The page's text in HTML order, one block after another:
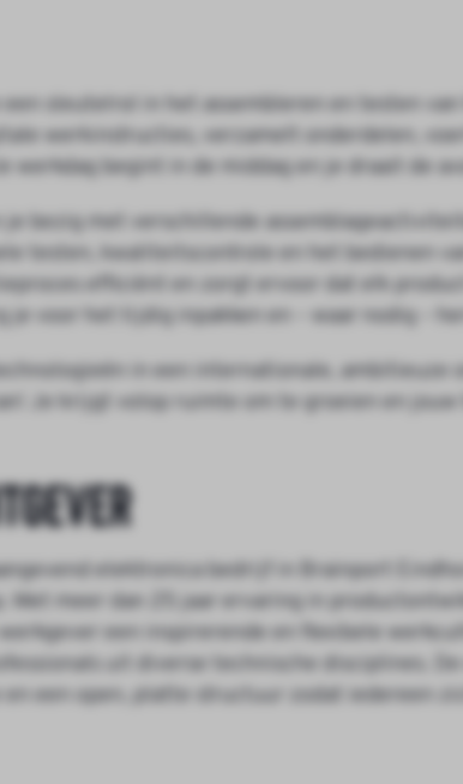
een sleutelrol in het assembleren en testen
werkinstructies, verzamelt onderdelen,
werkdag begint in de middag en je draait de
je bezig met verschillende
testen, kwaliteitscontrole en het bedienen
efficiënt en zorgt ervoor dat elk
voor het tijdig inpakken en – waar nodig –
in een internationale, ambitieuze
Je krijgt volop ruimte om te groeien en
elektronica bedrijf in Brainport
Met meer dan 25 jaar ervaring in
een inspirerende en flexibele
uit diverse technische disciplines.
een open, platte structuur zodat iedereen